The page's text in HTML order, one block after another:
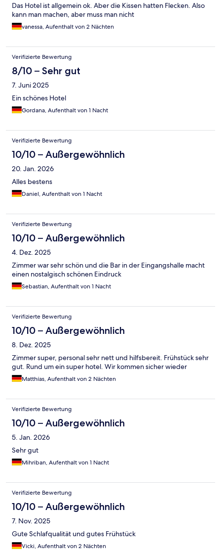
Das Hotel ist allgemein ok. Aber die Kissen hatten Flecken. Also
kann man machen, aber muss man nicht
vanessa, Aufenthalt von 2 Nächten
Verifizierte Bewertung
8/10 – Sehr gut
7. Juni 2025
Ein schönes Hotel
Gordana, Aufenthalt von 1 Nacht
Verifizierte Bewertung
10/10 – Außergewöhnlich
20. Jan. 2026
Alles bestens
Daniel, Aufenthalt von 1 Nacht
Verifizierte Bewertung
10/10 – Außergewöhnlich
4. Dez. 2025
Zimmer war sehr schön und die Bar in der Eingangshalle macht
einen nostalgisch schönen Eindruck
Sebastian, Aufenthalt von 1 Nacht
Verifizierte Bewertung
10/10 – Außergewöhnlich
8. Dez. 2025
Zimmer super, personal sehr nett und hilfsbereit. Frühstück sehr
gut. Rund um ein super hotel. Wir kommen sicher wieder
Matthías, Aufenthalt von 2 Nächten
Verifizierte Bewertung
10/10 – Außergewöhnlich
5. Jan. 2026
Sehr gut
Mihriban, Aufenthalt von 1 Nacht
Verifizierte Bewertung
10/10 – Außergewöhnlich
7. Nov. 2025
Gute Schlafqualität und gutes Frühstück
Vicki, Aufenthalt von 2 Nächten